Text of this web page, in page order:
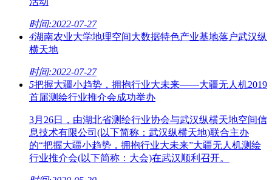
时间:2022-07-27
4湖南农业大学地理空间大数据特色产业基地落户武汉纵
横天地
时间:2022-07-27
5把握大疆小趋势，拥抱行业大未来——大疆无人机2019
首届测绘行业推介会成功举办
3月26日，由湖北省测绘行业协会与武汉纵横天地空间信
息技术有限公司(以下简称：武汉纵横天地)联合主办
的“把握大疆小趋势，拥抱行业大未来”大疆无人机测绘
行业推介会(以下简称：大会)在武汉顺利召开。